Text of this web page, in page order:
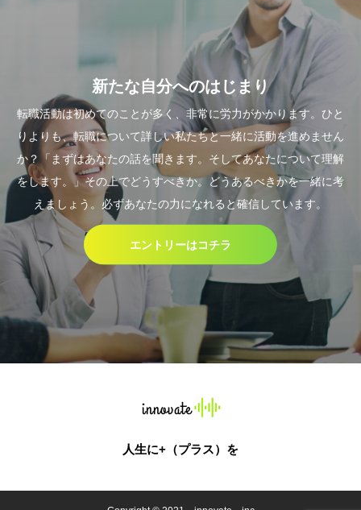
新たな自分へのはじまり
転職活動は初めてのことが多く、非常に労力がかかります。ひと
りよりも、転職について詳しい私たちと一緒に活動を進めません
か？「まずはあなたの話を聞きます。そしてあなたについて理解
をします。」その上でどうすべきか。どうあるべきかを一緒に考
えましょう。必ずあなたの力になれると確信しています。
エントリーはコチラ
人生に+（プラス）を